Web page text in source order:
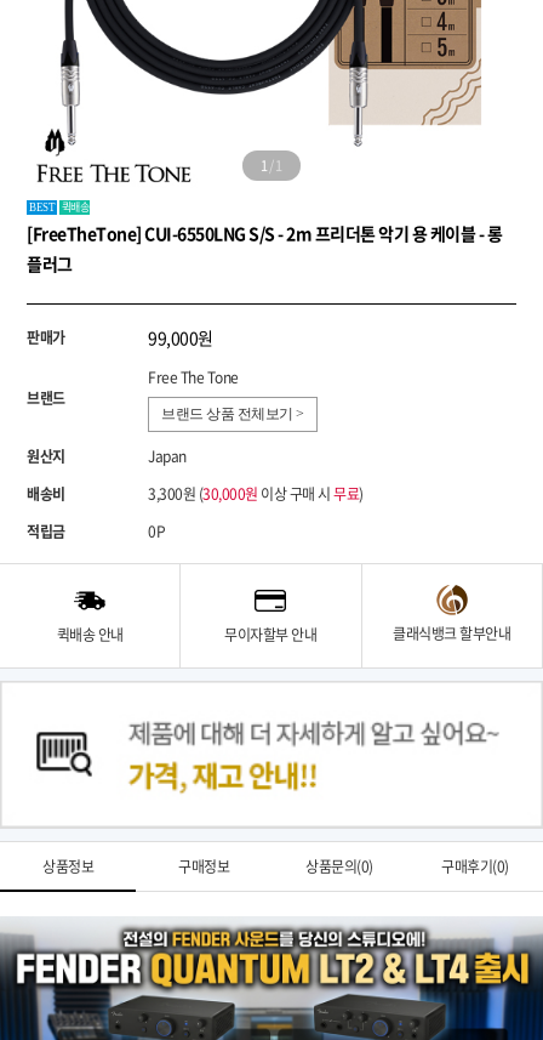
1/1
BEST 퀵배송
[FreeTheTone] CUI-6550LNG S/S - 2m 프리더톤 악기 용 케이블 - 롱
플러그
판매가 99,000원
브랜드
Free The Tone
브랜드 상품 전체보기 >
원산지
Japan
배송비
3,300원 (30,000원 이상 구매 시무료)
적립금
0P
퀵배송 안내 무이자할부 안내 클래식뱅크 할부안내
상품정보 구매정보 상품문의(0) 구매후기(0)